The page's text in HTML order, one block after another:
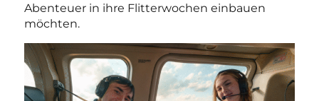
Abenteuer in ihre Flitterwochen einbauen
möchten.